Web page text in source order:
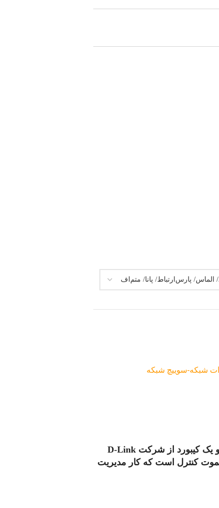
شبکه-سوییچ شبکه
سوئیچ KVM-221 مبدل و بسیار مقرون به صرفه برای مدیریت و سوئیچ کردن دو کامپیوتر از طریق یک مانیتور ، یک ماوس و یک کیبورد از شرکت D-Link
کنترل است که کار مدیریت